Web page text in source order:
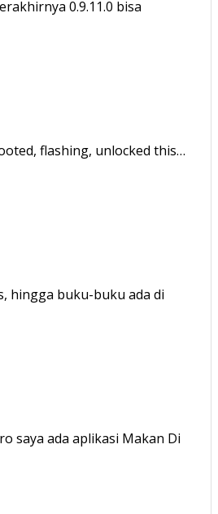
0.9.11.0 bisa
flashing, unlocked this…
hingga buku-buku ada di
saya ada aplikasi Makan Di